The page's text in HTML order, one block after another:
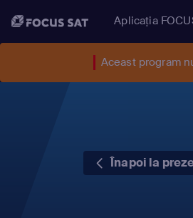
Aplicația
Aceast program
Înapoi la